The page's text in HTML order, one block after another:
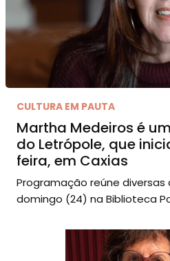
CULTURA EM PAUTA
Martha Medeiros é
do Letrópole, que
feira, em Caxias
Programação reúne
domingo (24) na Biblioteca